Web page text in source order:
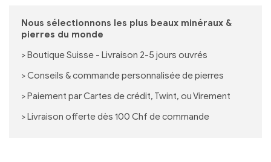
Nous sélectionnons les plus beaux minéraux &
pierres du monde
> Boutique Suisse - Livraison 2-5 jours ouvrés
> Conseils & commande personnalisée de pierres
> Paiement par Cartes de crédit, Twint, ou Virement
> Livraison offerte dès 100 Chf de commande